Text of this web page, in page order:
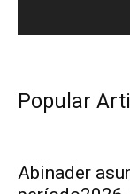
Popular
Abinader